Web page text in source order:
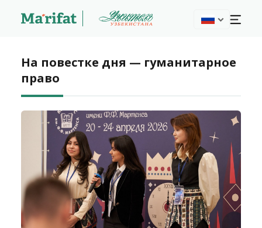
На повестке дня — гуманитарное
право